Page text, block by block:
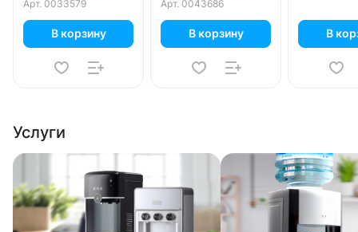
Арт. 0033579
В корзину
Арт. 0043686
В корзину В
Услуги